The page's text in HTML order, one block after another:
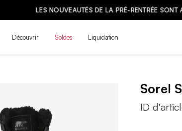
DE LA PRÉ-RENTRÉE SONT ARRIVÉES ! | MAGASINEZ
Découvrir Soldes Liquidation
Sorel
ID